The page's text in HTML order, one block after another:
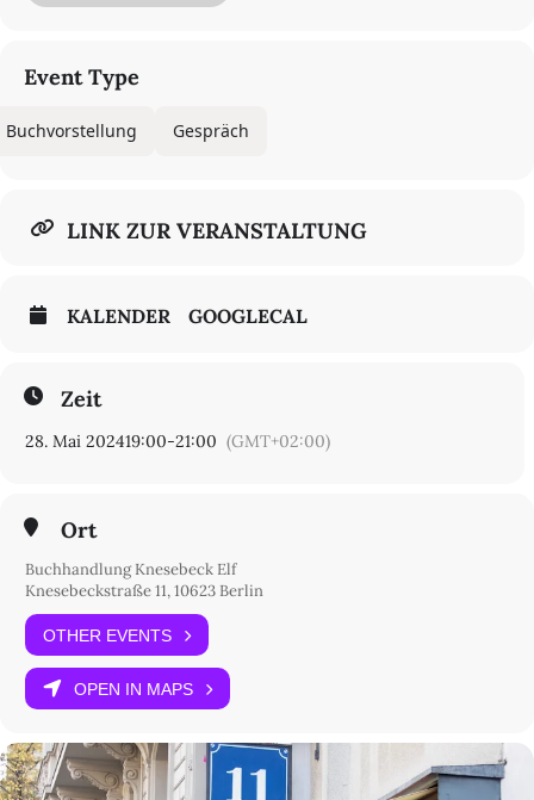
Moderation: Felix Palent
Event Type
Buchvorstellung Gespräch
LINK ZUR VERANSTALTUNG
KALENDER GOOGLECAL
Zeit
28. Mai 202419:00-21:00 (GMT+02:00)
Ort
Buchhandlung Knesebeck Elf
Knesebeckstraße 11, 10623 Berlin
OTHER EVENTS
OPEN IN MAPS